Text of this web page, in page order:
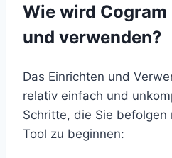
Wie wird
und verwenden?
Das Einrichten und
relativ einfach und
Schritte, die Sie befolgen
Tool zu beginnen: